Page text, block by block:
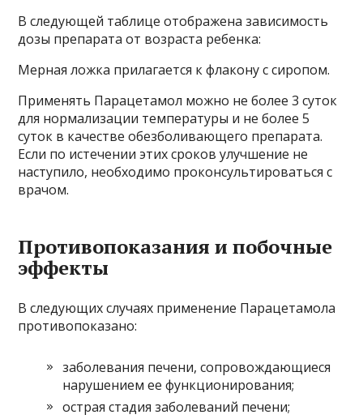
В следующей таблице отображена зависимость
дозы препарата от возраста ребенка:
Мерная ложка прилагается к флакону с сиропом.
Применять Парацетамол можно не более 3 суток
для нормализации температуры и не более 5
суток в качестве обезболивающего препарата.
Если по истечении этих сроков улучшение не
наступило, необходимо проконсультироваться с
врачом.
Противопоказания и побочные
эффекты
В следующих случаях применение Парацетамола
противопоказано:
заболевания печени, сопровождающиеся
нарушением ее функционирования;
острая стадия заболеваний печени;